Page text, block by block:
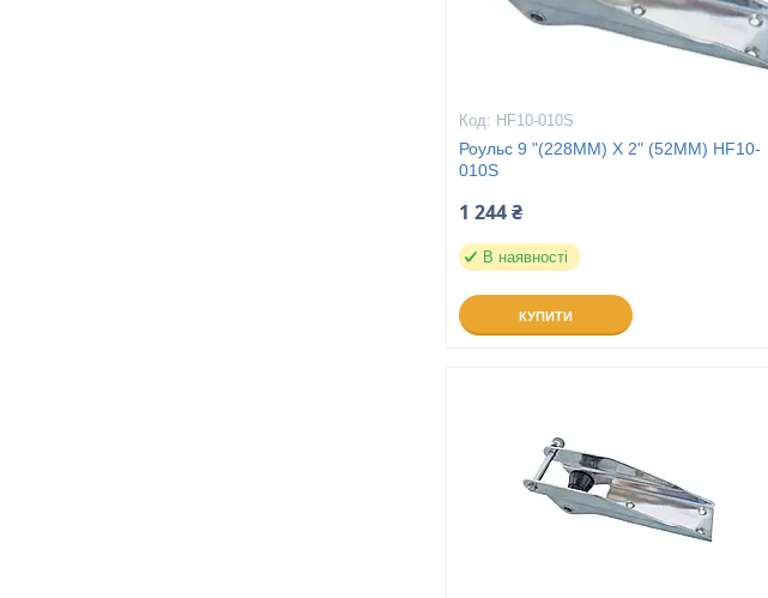
HF10-010S
Роульс 9 "(228MM) X 2" (52MM) HF10-
010S
1 244 ₴
В наявності
КУПИТИ